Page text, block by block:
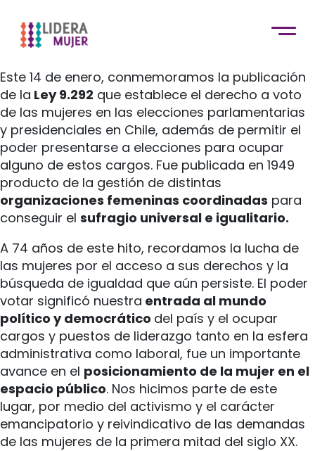
Este 14 de enero, conmemoramos la publicación
de la Ley 9.292 que establece el derecho a voto
de las mujeres en las elecciones parlamentarias
y presidenciales en Chile, además de permitir el
poder presentarse a elecciones para ocupar
alguno de estos cargos. Fue publicada en 1949
producto de la gestión de distintas
organizaciones femeninas coordinadas para
conseguir el sufragio universal e igualitario.
A 74 años de este hito, recordamos la lucha de
las mujeres por el acceso a sus derechos y la
búsqueda de igualdad que aún persiste. El poder
votar significó nuestra entrada al mundo
político y democrático del país y el ocupar
cargos y puestos de liderazgo tanto en la esfera
administrativa como laboral, fue un importante
avance en el posicionamiento de la mujer en el
espacio público. Nos hicimos parte de este
lugar, por medio del activismo y el carácter
emancipatorio y reivindicativo de las demandas
de las mujeres de la primera mitad del siglo XX.